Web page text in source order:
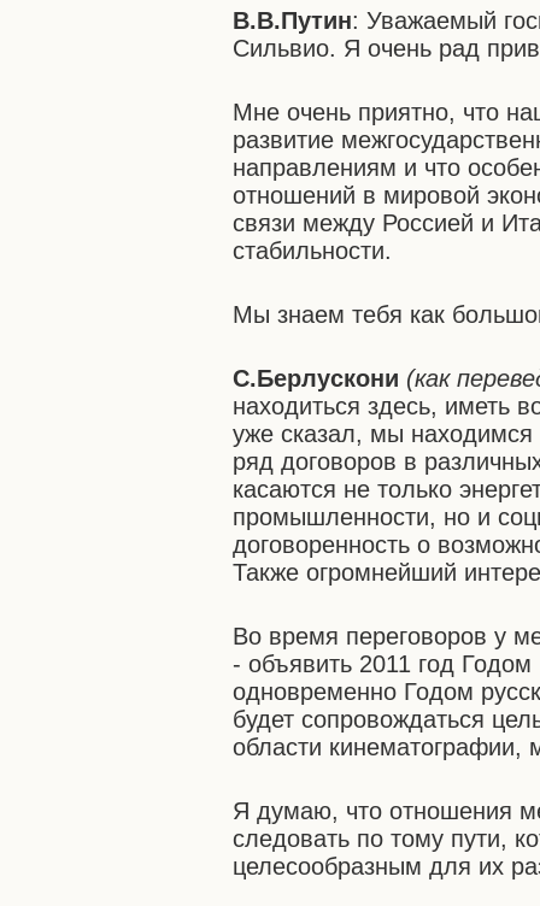
В.В.Путин: Уважаемый
Сильвио. Я очень рад
Мне очень приятно, что
развитие
направлениям и что
отношений в мировой
связи между Россией и
стабильности.
Мы знаем тебя как
С.Берлускони (как
находиться здесь, иметь
уже сказал, мы находимся
ряд договоров в
касаются не только
промышленности, но и
договоренность о
Также огромнейший
Во время переговоров у
- объявить 2011 год
одновременно Годом
будет сопровождаться
области кинематографии,
Я думаю, что отношения
следовать по тому пути,
целесообразным для их